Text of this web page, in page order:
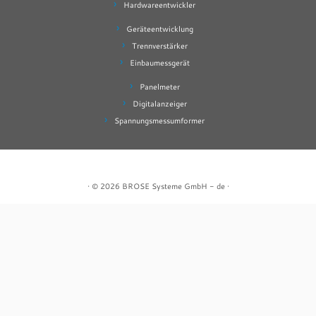
Hardwareentwickler
Geräteentwicklung
Trennverstärker
Einbaumessgerät
Panelmeter
Digitalanzeiger
Spannungsmessumformer
· © 2026 BROSE Systeme GmbH - de·